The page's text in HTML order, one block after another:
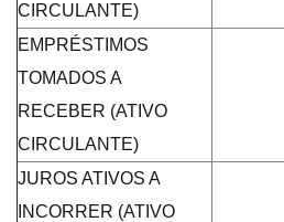
CIRCULANTE)
EMPRÉSTIMOS
TOMADOS A
RECEBER (ATIVO
CIRCULANTE)
JUROS ATIVOS A
INCORRER (ATIVO